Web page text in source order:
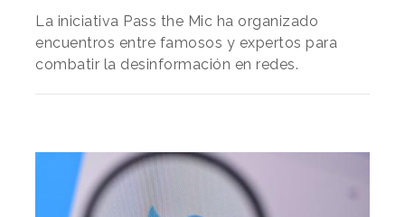
La iniciativa Pass the Mic ha organizado
encuentros entre famosos y expertos para
combatir la desinformación en redes.